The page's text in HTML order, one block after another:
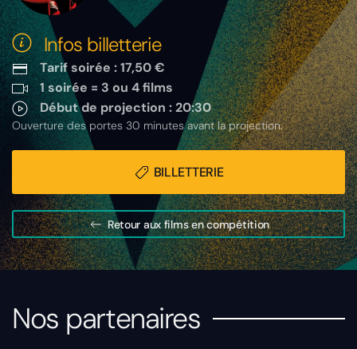
Infos billetterie
Tarif soirée : 17,50 €
1 soirée = 3 ou 4 films
Début de projection : 20:30
Ouverture des portes 30 minutes avant la projection.
BILLETTERIE
Retour aux films en compétition
Nos partenaires